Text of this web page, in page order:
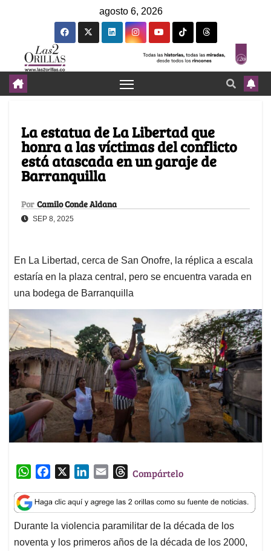
agosto 6, 2026
La estatua de La Libertad que
honra a las víctimas del conflicto
está atascada en un garaje de
Barranquilla
Por Camilo Conde Aldana
SEP 8, 2025
En La Libertad, cerca de San Onofre, la réplica a escala
estaría en la plaza central, pero se encuentra varada en
una bodega de Barranquilla
W
a
t
s
A
c
e
b
o
n
k
e
d
a
i
l
T
r
e
a
d
Compártelo
Durante la violencia paramilitar de la década de los
noventa y los primeros años de la década de los 2000,